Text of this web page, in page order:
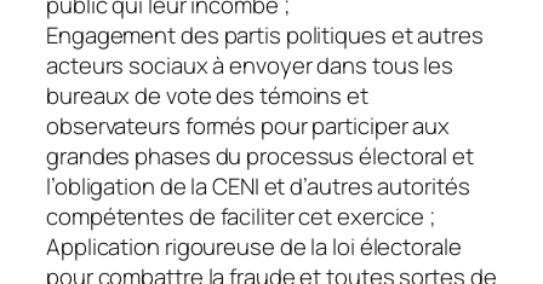
Engagement des partis politiques et autres
acteurs sociaux à envoyer dans tous les
bureaux de vote des témoins et
observateurs formés pour participer aux
grandes phases du processus électoral et
l’obligation de la CENI et d’autres autorités
compétentes de faciliter cet exercice ;
Application rigoureuse de la loi électorale
pour combattre la fraude et toutes sortes de